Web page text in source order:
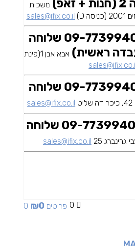
משכית
sales@ifix.co.il
09-7739940 שלוחה
אבא אבן 1(פינת
09-7739940 שלוחה
sales@ifix.co.il
09-7739940 שלוחה
גרינברג 25 sales@ifix.co.il
0 0 פריטים ₪0